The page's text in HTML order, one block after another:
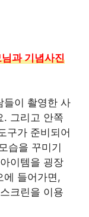
과 기념사진
들이 촬영한 사
. 그리고 안쪽
구가 준비되어
습을 꾸미기
이템을 굉장
에 들어가면,
크린을 이용